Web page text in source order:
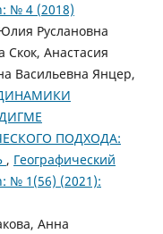
№ 4 (2018)
Руслановна
Скок, Анастасия
Васильевна Янцер,
ПОДХОДА:
, Географический
№ 1(56) (2021):
Анна